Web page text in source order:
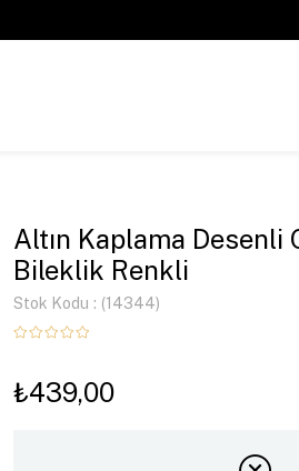
Altın Kaplama Desenli
Bileklik Renkli
Stok Kodu (14344)
₺439,00